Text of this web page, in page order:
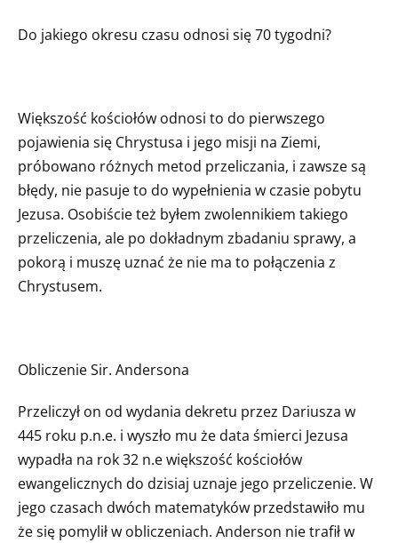
Do jakiego okresu czasu odnosi się 70 tygodni?
Większość kościołów odnosi to do pierwszego
pojawienia się Chrystusa i jego misji na Ziemi,
próbowano różnych metod przeliczania, i zawsze są
błędy, nie pasuje to do wypełnienia w czasie pobytu
Jezusa. Osobiście też byłem zwolennikiem takiego
przeliczenia, ale po dokładnym zbadaniu sprawy, a
pokorą i muszę uznać że nie ma to połączenia z
Chrystusem.
Obliczenie Sir. Andersona
Przeliczył on od wydania dekretu przez Dariusza w
445 roku p.n.e. i wyszło mu że data śmierci Jezusa
wypadła na rok 32 n.e większość kościołów
ewangelicznych do dzisiaj uznaje jego przeliczenie. W
jego czasach dwóch matematyków przedstawiło mu
że się pomylił w obliczeniach. Anderson nie trafił w